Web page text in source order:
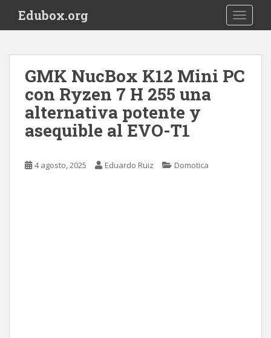
i
Edubox.org
GMK NucBox K12 Mini PC
con Ryzen 7 H 255 una
alternativa potente y
asequible al EVO-T1
4 agosto, 2025 Eduardo Ruiz Domotica